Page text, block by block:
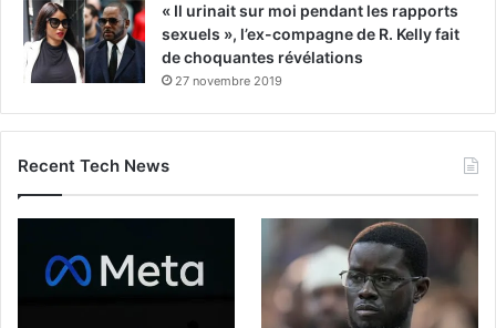
« Il urinait sur moi pendant les rapports
sexuels », l’ex-compagne de R. Kelly fait
de choquantes révélations
27 novembre 2019
Recent Tech News